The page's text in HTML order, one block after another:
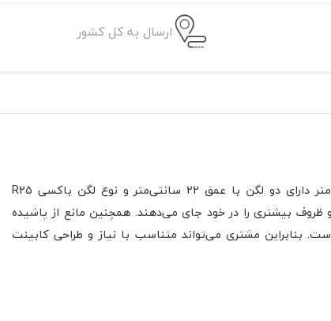
ارسال به کل کشور
دارای دو لگن با عمق 22 سانتی‌متر
و نوع لگن باکسی R25
بیشتری را در خود جای می‌دهند. همچنین مانع از پاشیده
چپ و لگن راست با ظرفیت لگن 54 لیتر تولید گردیده است. بنابراین مشتری می‌تواند متناسب با نیاز و طراحی کابینت